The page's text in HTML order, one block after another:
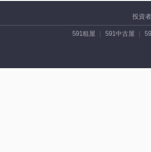
投資
591租屋 591中古屋